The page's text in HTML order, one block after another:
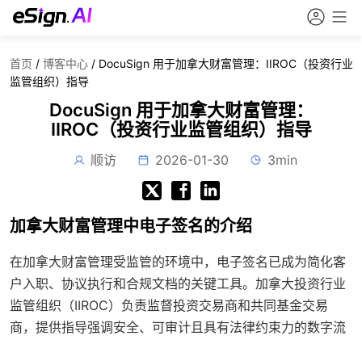
首页 / 博客中心 / DocuSign 用于加拿大财富管理：IIROC（投资行业
监管组织）指导
DocuSign 用于加拿大财富管理：
IIROC（投资行业监管组织）指导
顺访 2026-01-30 3min
加拿大财富管理中电子签名的介绍
在加拿大财富管理受监管的环境中，电子签名已成为简化客
户入职、协议执行和合规文档的关键工具。加拿大投资行业
监管组织（IIROC）负责监督投资交易商和共同基金交易
商，提供指导强调安全、可审计且具有法律约束力的数字流